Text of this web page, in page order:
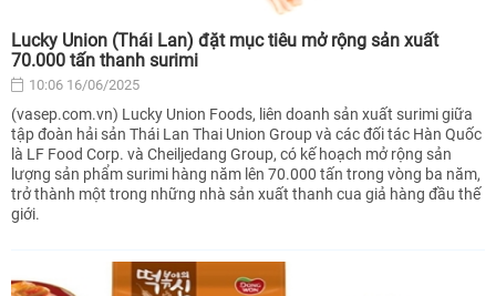
Lucky Union (Thái Lan) đặt mục tiêu mở rộng sản xuất
70.000 tấn thanh surimi
10:06 16/06/2025
(vasep.com.vn) Lucky Union Foods, liên doanh sản xuất surimi giữa
tập đoàn hải sản Thái Lan Thai Union Group và các đối tác Hàn Quốc
là LF Food Corp. và Cheiljedang Group, có kế hoạch mở rộng sản
lượng sản phẩm surimi hàng năm lên 70.000 tấn trong vòng ba năm,
trở thành một trong những nhà sản xuất thanh cua giả hàng đầu thế
giới.